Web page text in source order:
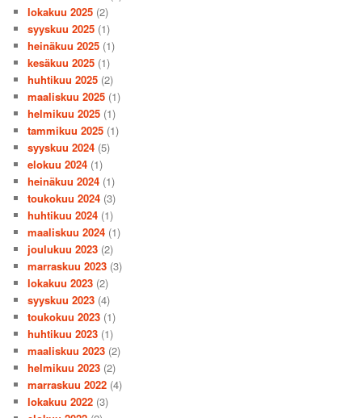
lokakuu 2025 (2)
syyskuu 2025 (1)
heinäkuu 2025 (1)
kesäkuu 2025 (1)
huhtikuu 2025 (2)
maaliskuu 2025 (1)
helmikuu 2025 (1)
tammikuu 2025 (1)
syyskuu 2024 (5)
elokuu 2024 (1)
heinäkuu 2024 (1)
toukokuu 2024 (3)
huhtikuu 2024 (1)
maaliskuu 2024 (1)
joulukuu 2023 (2)
marraskuu 2023 (3)
lokakuu 2023 (2)
syyskuu 2023 (4)
toukokuu 2023 (1)
huhtikuu 2023 (1)
maaliskuu 2023 (2)
helmikuu 2023 (2)
marraskuu 2022 (4)
lokakuu 2022 (3)